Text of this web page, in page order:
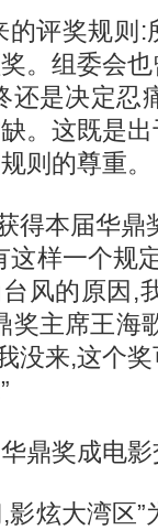
评奖规则:
。组委会
还是决定忍
。这既是
则的尊重。
本届华鼎
这样一个规
风的原因,
奖主席王海
没来,这个
鼎奖成电影
炫大湾区”